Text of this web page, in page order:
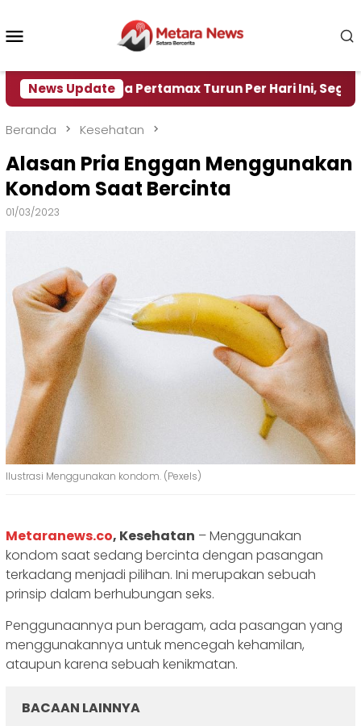
konten
News Update
Harga Pertamax Turun Per Hari Ini, Segini Harganya
Beranda Kesehatan
Alasan Pria Enggan Menggunakan
Kondom Saat Bercinta
01/03/2023
Ilustrasi Menggunakan kondom. (Pexels)
Metaranews.co, Kesehatan – Menggunakan
kondom saat sedang bercinta dengan pasangan
terkadang menjadi pilihan. Ini merupakan sebuah
prinsip dalam berhubungan seks.
Penggunaannya pun beragam, ada pasangan yang
menggunakannya untuk mencegah kehamilan,
ataupun karena sebuah kenikmatan.
BACAAN LAINNYA